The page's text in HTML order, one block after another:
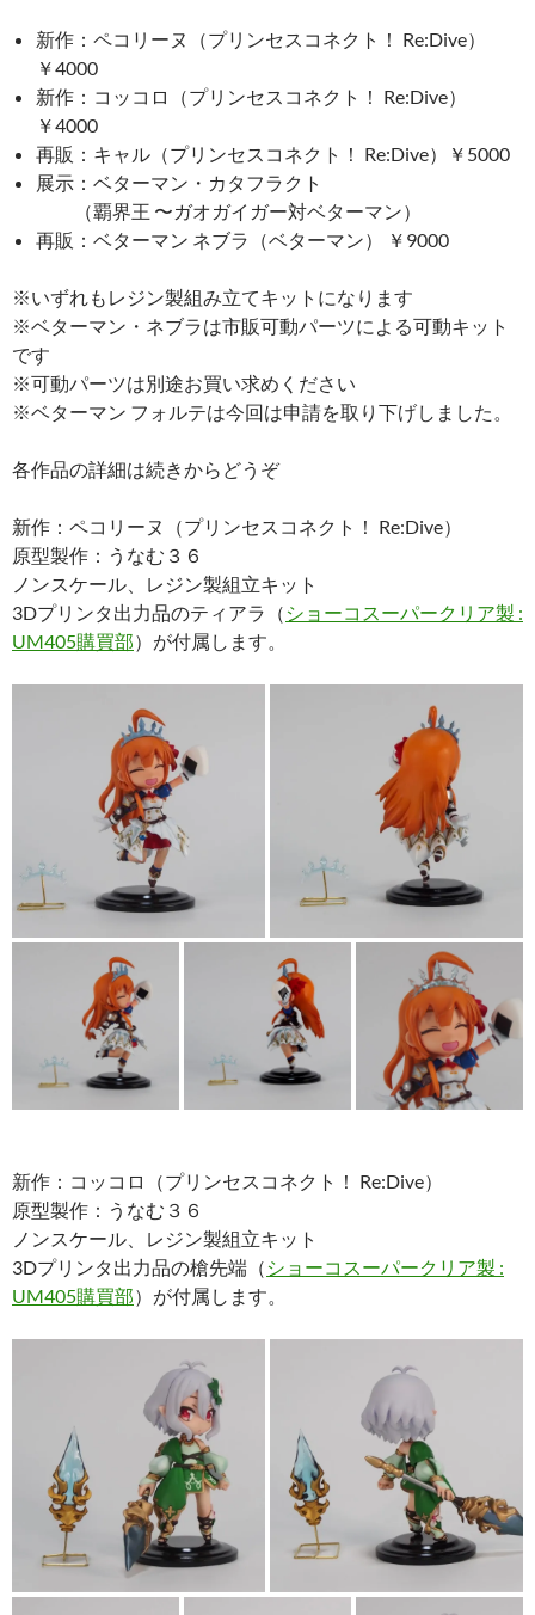
新作：ペコリーヌ（プリンセスコネクト！ Re:Dive）
￥4000
新作：コッコロ（プリンセスコネクト！ Re:Dive）
￥4000
再販：キャル（プリンセスコネクト！ Re:Dive）￥5000
展示：ベターマン・カタフラクト
（覇界王 〜ガオガイガー対ベターマン）
再販：ベターマン ネブラ（ベターマン） ￥9000
※いずれもレジン製組み立てキットになります
※ベターマン・ネブラは市販可動パーツによる可動キット
です
※可動パーツは別途お買い求めください
※ベターマン フォルテは今回は申請を取り下げしました。
各作品の詳細は続きからどうぞ
新作：ペコリーヌ（プリンセスコネクト！ Re:Dive）
原型製作：うなむ３６
ノンスケール、レジン製組立キット
3Dプリンタ出力品のティアラ（ ショーコスーパークリア製 :
UM405購買部）が付属します。
新作：コッコロ（プリンセスコネクト！ Re:Dive）
原型製作：うなむ３６
ノンスケール、レジン製組立キット
3Dプリンタ出力品の槍先端（ ショーコスーパークリア製 :
UM405購買部）が付属します。